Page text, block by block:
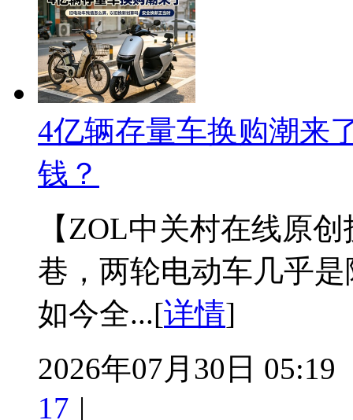
4亿辆存量车换购潮来
钱？
【ZOL中关村在线原
巷，两轮电动车几乎
如今全...[详情]
2026年07月30日 05:19
17 |